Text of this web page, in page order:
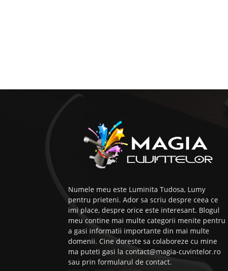
Numele meu este Luminita Tudosa, Lumy
pentru prieteni. Ador sa scriu despre ceea ce
imi place, despre orice este interesant. Blogul
meu contine mai multe categorii menite pentru
a gasi informatii importante din mai multe
domenii. Cine doreste sa colaboreze cu mine
ma puteti gasi la contact@magia-cuvintelor.ro
sau prin formularul de contact.